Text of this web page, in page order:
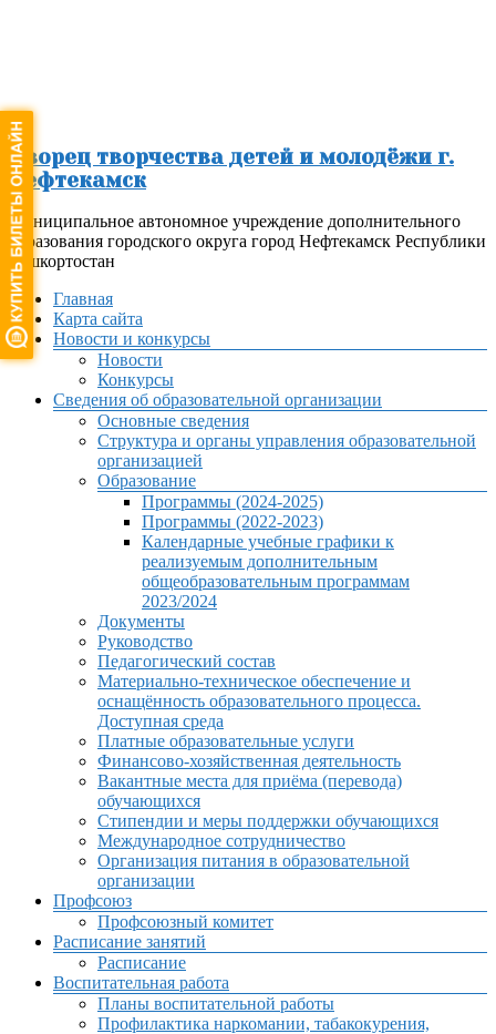
Дворец творчества детей и молодёжи г.
Нефтекамск
Муниципальное автономное учреждение дополнительного
образования городского округа город Нефтекамск Республики
Башкортостан
МенюГлавная
Карта сайта
Новости и конкурсы
Новости
Конкурсы
Сведения об образовательной организации
Основные сведения
Структура и органы управления образовательной
организацией
Образование
Программы (2024-2025)
Программы (2022-2023)
Календарные учебные графики к
реализуемым дополнительным
общеобразовательным программам
2023/2024
Документы
Руководство
Педагогический состав
Материально-техническое обеспечение и
оснащённость образовательного процесса.
Доступная среда
Платные образовательные услуги
Финансово-хозяйственная деятельность
Вакантные места для приёма (перевода)
обучающихся
Стипендии и меры поддержки обучающихся
Международное сотрудничество
Организация питания в образовательной
организации
Профсоюз
Профсоюзный комитет
Расписание занятий
Расписание
Воспитательная работа
Планы воспитательной работы
Профилактика наркомании, табакокурения,